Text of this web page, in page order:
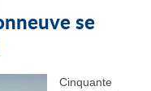
se
Cinquante